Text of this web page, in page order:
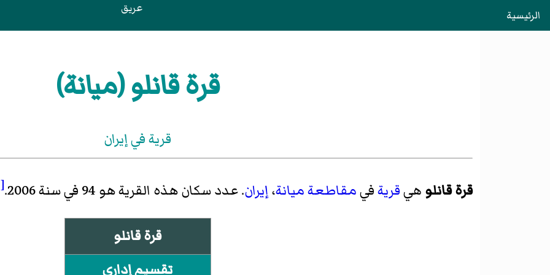
الرئيسية عريق
قرة قانلو (ميانة)
قرية في إيران
قرة قانلو هيقريةفيمقاطعة ميانة،إيران. عدد سكان هذه القرية هو 94 في سنة 2006. [1]
قرة قانلو
تقسيم إداري